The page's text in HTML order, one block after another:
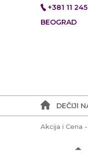
+381 11
BEOGRAD
DEČIJI
Akcija i Cena